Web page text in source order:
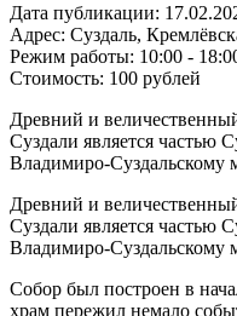
Дата публикации:
Адрес: Суздаль,
Режим работы: 10:00 -
Стоимость: 100 рублей
Древний и
Суздали является частью
Владимиро-Суздальскому
Древний и
Суздали является частью
Владимиро-Суздальскому
Собор был построен в
храм пережил немало